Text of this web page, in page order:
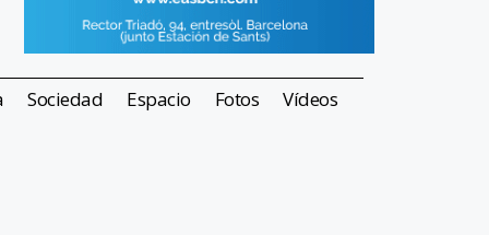
Sociedad Espacio Fotos Vídeos